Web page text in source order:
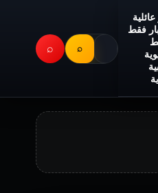
فقط
⌕
⌕